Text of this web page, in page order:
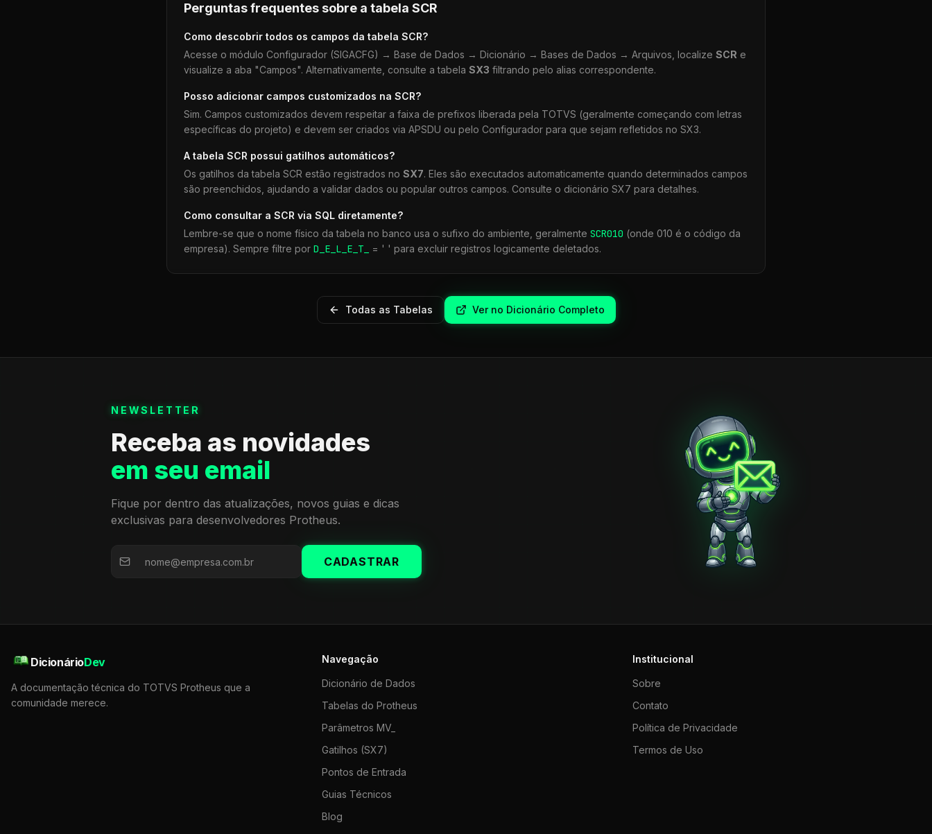
Perguntas frequentes sobre a tabela SCR
Como descobrir todos os campos da tabela SCR?
Acesse o módulo Configurador (SIGACFG) → Base de Dados → Dicionário → Bases de Dados → Arquivos, localize SCR e
visualize a aba "Campos". Alternativamente, consulte a tabela SX3 filtrando pelo alias correspondente.
Posso adicionar campos customizados na SCR?
Sim. Campos customizados devem respeitar a faixa de prefixos liberada pela TOTVS (geralmente começando com letras
específicas do projeto) e devem ser criados via APSDU ou pelo Configurador para que sejam refletidos no SX3.
A tabela SCR possui gatilhos automáticos?
Os gatilhos da tabela SCR estão registrados no SX7. Eles são executados automaticamente quando determinados campos
são preenchidos, ajudando a validar dados ou popular outros campos. Consulte o dicionário SX7 para detalhes.
Como consultar a SCR via SQL diretamente?
Lembre-se que o nome físico da tabela no banco usa o sufixo do ambiente, geralmente SCR010 (onde 010 é o código da
empresa). Sempre filtre por D_E_L_E_T_ = ' ' para excluir registros logicamente deletados.
Todas as Tabelas Ver no Dicionário Completo
NEWSLETTER
Receba as novidades
em seu email
Fique por dentro das atualizações, novos guias e dicas
exclusivas para desenvolvedores Protheus.
CADASTRAR
DicionárioDev
A documentação técnica do TOTVS Protheus que a
comunidade merece.
Navegação
Dicionário de Dados
Tabelas do Protheus
Parâmetros MV_
Gatilhos (SX7)
Pontos de Entrada
Guias Técnicos
Blog
Institucional
Sobre
Contato
Política de Privacidade
Termos de Uso